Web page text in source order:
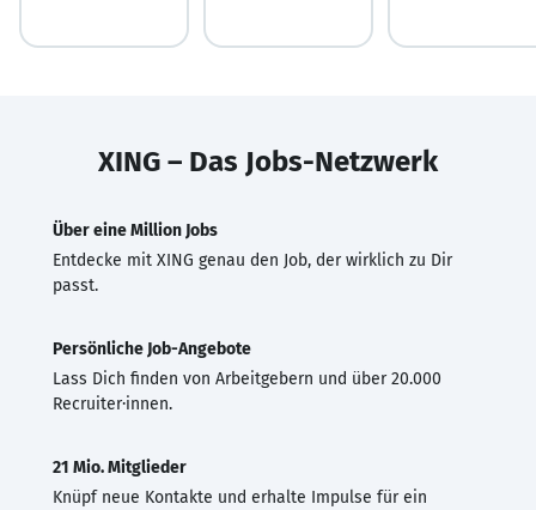
XING – Das Jobs-Netzwerk
Über eine Million Jobs
Entdecke mit XING genau den Job, der wirklich zu Dir
passt.
Persönliche Job-Angebote
Lass Dich finden von Arbeitgebern und über 20.000
Recruiter·innen.
21 Mio. Mitglieder
Knüpf neue Kontakte und erhalte Impulse für ein